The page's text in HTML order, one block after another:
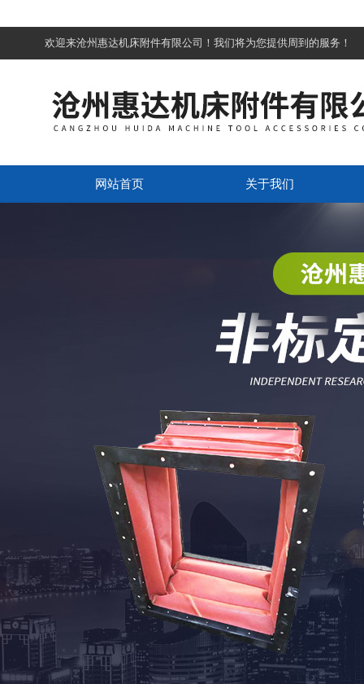
欢迎来沧州惠达机床附件有限公司！我们将为您提供周到的服务！
网站首页 关于我们